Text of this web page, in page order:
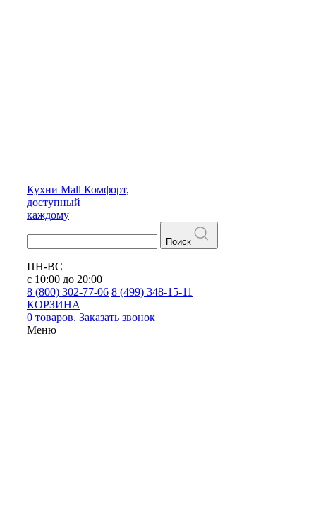
Кухни Mall Комфорт,
доступный
каждому
Поиск
ПН-ВС
с 10:00 до 20:00
8 (800) 302-77-06 8 (499) 348-15-11
КОРЗИНА
0 товаров. Заказать звонок
Меню